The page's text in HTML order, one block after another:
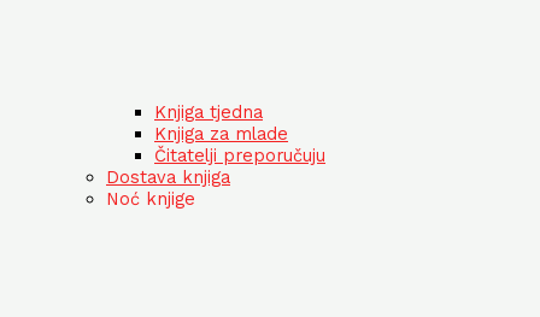
Knjiga tjedna
Knjiga za mlade
Čitatelji preporučuju
Dostava knjiga
Noć knjige